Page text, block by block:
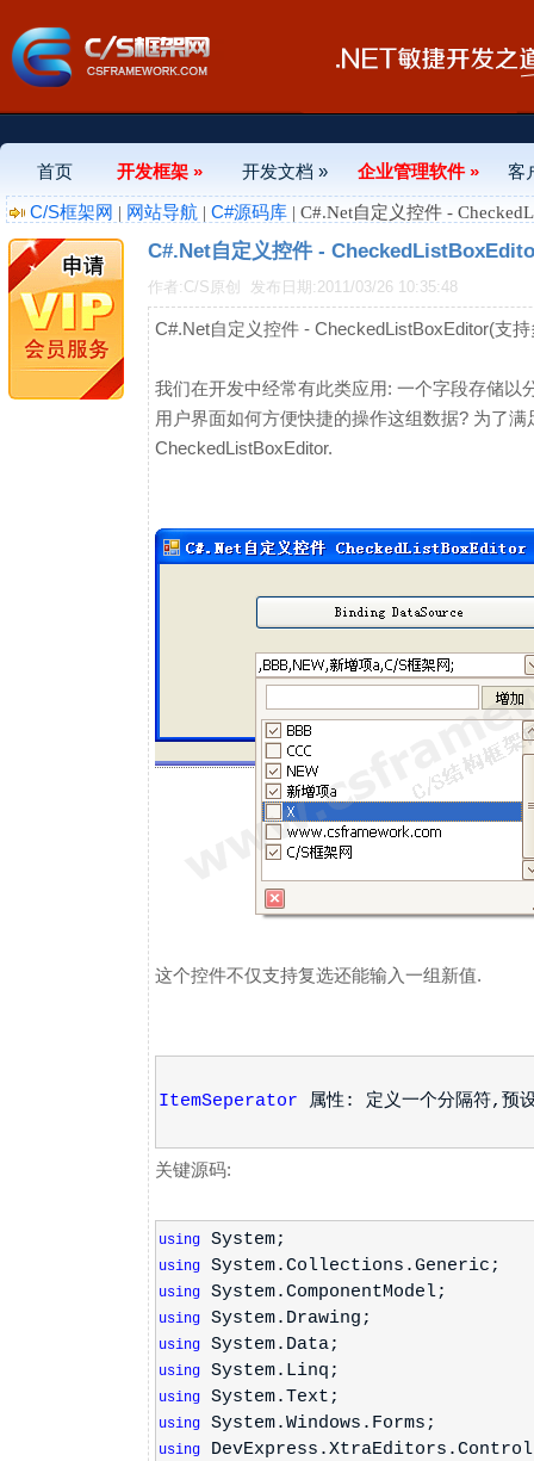
首页 开发框架 » 开发文档 » 企业管理软件 »
客
C/S框架网 | 网站导航 | C#源码库 | C#.Net自定义控件 -
C#.Net自定义控件 -
作者:C/S原创 发布日期:2011/03/26 10:35:48
C#.Net自定义控件 - CheckedListBoxEditor(支
我们在开发中经常有此类应用: 一个字段存储以
用户界面如何方便快捷的操作这组数据? 为了
CheckedListBoxEditor.
这个控件不仅支持复选还能输入一组新值.
ItemSeperator 属性: 定义一个分隔符,预
关键源码:
using System;
using System.Collections.Generic;
using System.ComponentModel;
using System.Drawing;
using System.Data;
using System.Linq;
using System.Text;
using System.Windows.Forms;
using